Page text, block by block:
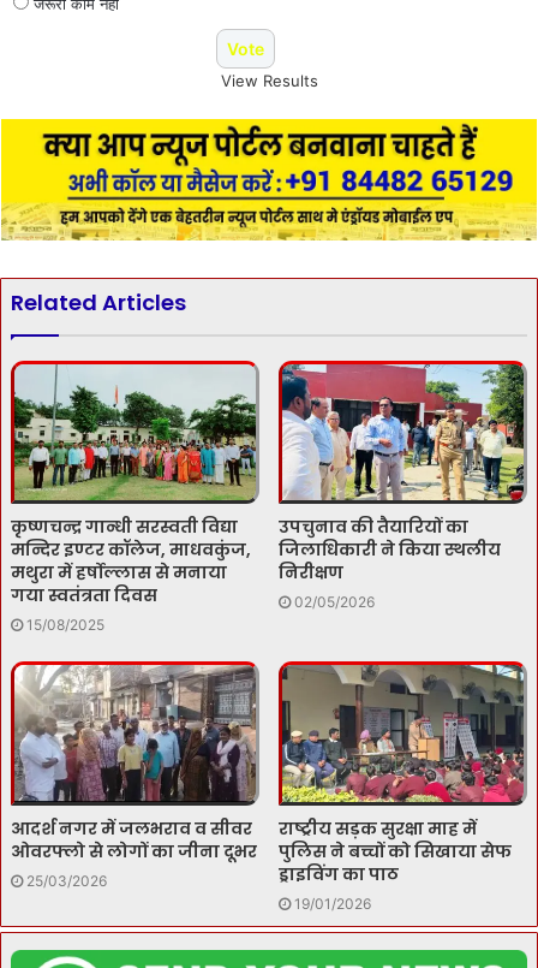
जरूरी काम नही
View Results
Related Articles
कृष्णचन्द्र गान्धी सरस्वती विद्या
मन्दिर इण्टर कॉलेज, माधवकुंज,
मथुरा में हर्षोल्लास से मनाया
गया स्वतंत्रता दिवस
15/08/2025
उपचुनाव की तैयारियों का
जिलाधिकारी ने किया स्थलीय
निरीक्षण
02/05/2026
आदर्श नगर में जलभराव व सीवर
ओवरफ्लो से लोगों का जीना दूभर
25/03/2026
राष्ट्रीय सड़क सुरक्षा माह में
पुलिस ने बच्चों को सिखाया सेफ
ड्राइविंग का पाठ
19/01/2026